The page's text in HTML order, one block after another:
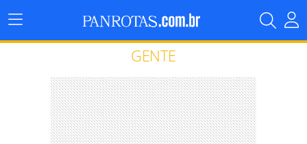
Menu
Principal
GENTE